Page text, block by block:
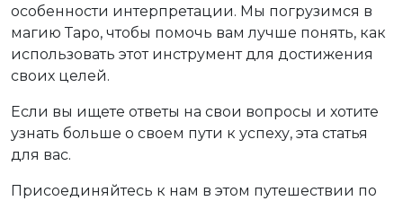
особенности интерпретации. Мы погрузимся в
магию Таро, чтобы помочь вам лучше понять, как
использовать этот инструмент для достижения
своих целей.
Если вы ищете ответы на свои вопросы и хотите
узнать больше о своем пути к успеху, эта статья
для вас.
Присоединяйтесь к нам в этом путешествии по